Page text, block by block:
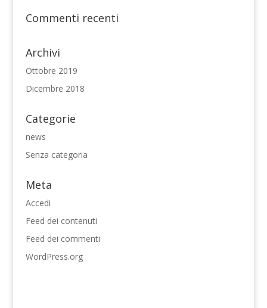
Commenti recenti
Archivi
Ottobre 2019
Dicembre 2018
Categorie
news
Senza categoria
Meta
Accedi
Feed dei contenuti
Feed dei commenti
WordPress.org